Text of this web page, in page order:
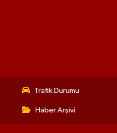
Trafik Durumu
Haber Arşivi